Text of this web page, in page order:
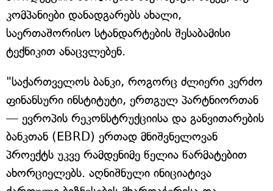
კომპანიები დანადგარებს ახალი,
საერთაშორისო სტანდარტების შესაბამისი
ტექნიკით ანაცვლებენ.
"საქართველოს ბანკი, როგორც ძლიერი კერძო
ფინანსური ინსტიტუტი, ერთგულ პარტნიორთან
— ევროპის რეკონსტრუქციისა და განვითარების
ბანკთან (EBRD) ერთად მნიშვნელოვან
პროექტს უკვე რამდენიმე წელია წარმატებით
ახორციელებს. აღნიშნული ინიციატივა